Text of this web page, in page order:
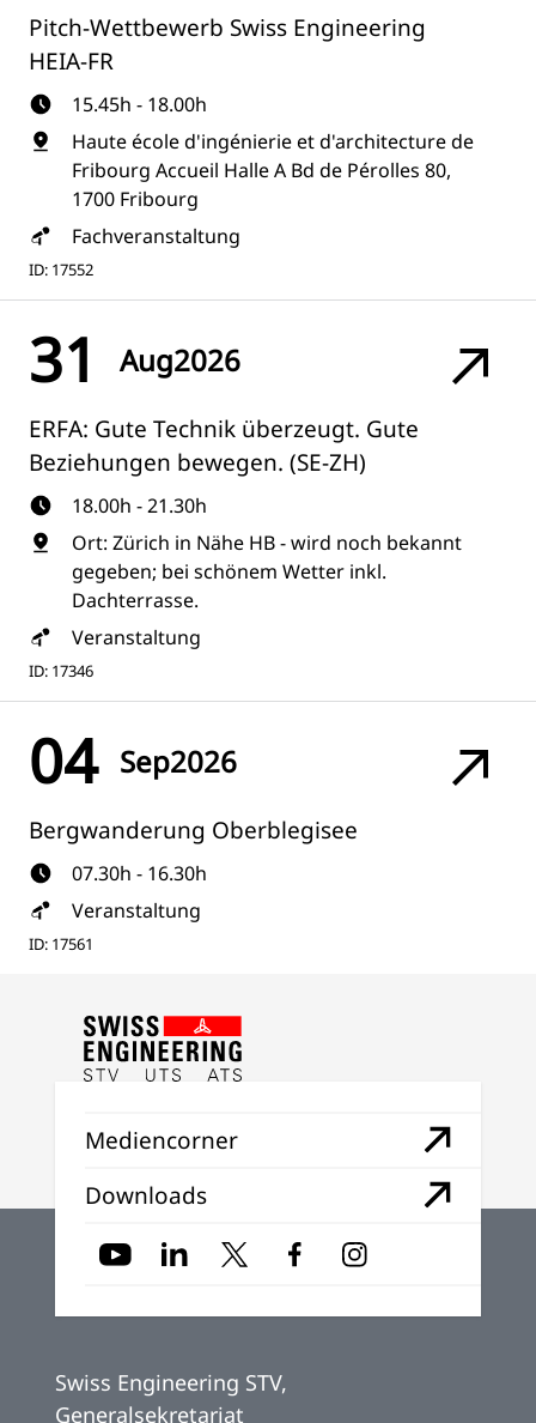
Pitch-Wettbewerb Swiss Engineering
HEIA-FR
15.45h - 18.00h
Haute école d'ingénierie et d'architecture de
Fribourg Accueil Halle A Bd de Pérolles 80,
1700 Fribourg
Fachveranstaltung
ID: 17552
31 Aug2026
ERFA: Gute Technik überzeugt. Gute
Beziehungen bewegen. (SE-ZH)
18.00h - 21.30h
Ort: Zürich in Nähe HB - wird noch bekannt
gegeben; bei schönem Wetter inkl.
Dachterrasse.
Veranstaltung
ID: 17346
04 Sep2026
Bergwanderung Oberblegisee
07.30h - 16.30h
Veranstaltung
ID: 17561
Mediencorner
Downloads
Swiss Engineering STV,
Generalsekretariat